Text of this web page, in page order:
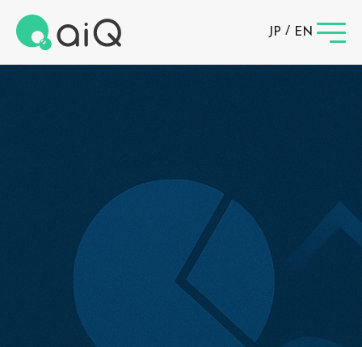
JP / EN